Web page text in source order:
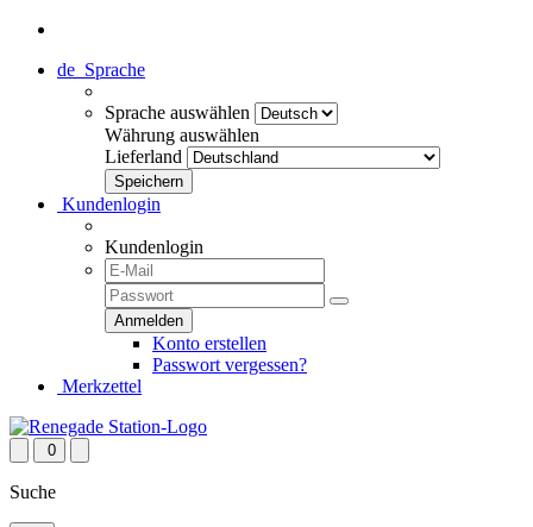
de Sprache
Sprache auswählen
Währung auswählen
Lieferland
Kundenlogin
Kundenlogin
Konto erstellen
Passwort vergessen?
Merkzettel
0
Suche